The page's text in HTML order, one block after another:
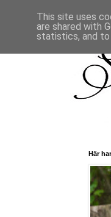
Här
This site uses
are shared with
statistics, and to